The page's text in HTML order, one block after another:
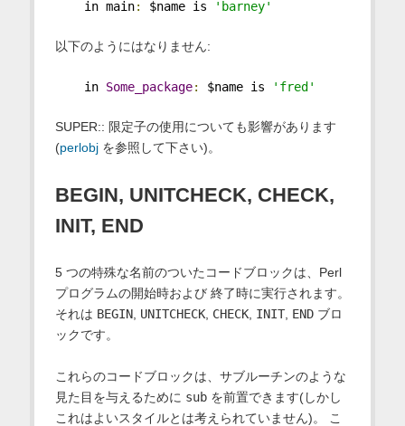
in main: $name is 'barney'
以下のようにはなりません:
in Some_package: $name is 'fred'
SUPER:: 限定子の使用についても影響があります
(perlobjを参照して下さい)。
BEGIN, UNITCHECK, CHECK,
INIT, END
5 つの特殊な名前のついたコードブロックは、Perl
プログラムの開始時および 終了時に実行されます。
それは BEGIN, UNITCHECK, CHECK, INIT, ENDブロ
ックです。
これらのコードブロックは、サブルーチンのような
見た目を与えるために subを前置できます(しかし
これはよいスタイルとは考えられていません)。 こ